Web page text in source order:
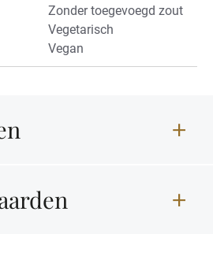
Zonder toegevoegd zout
Vegetarisch
Vegan